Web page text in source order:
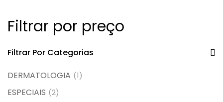
Filtrar por preço
Filtrar Por Categorias
DERMATOLOGIA (1)
ESPECIAIS (2)